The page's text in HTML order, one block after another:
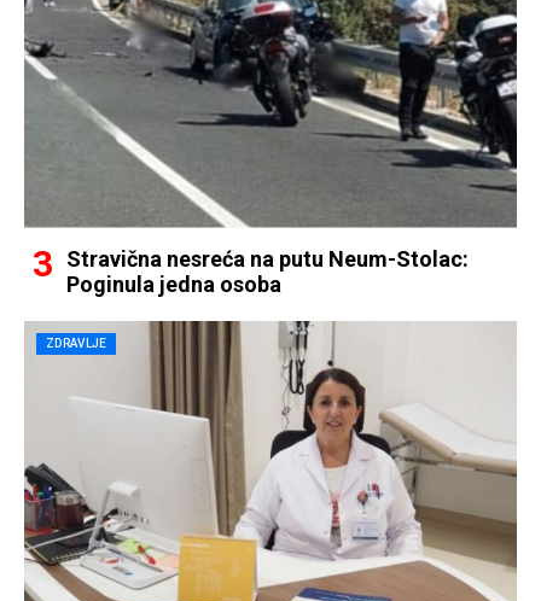
Stravična nesreća na putu Neum-Stolac:
Poginula jedna osoba
ZDRAVLJE